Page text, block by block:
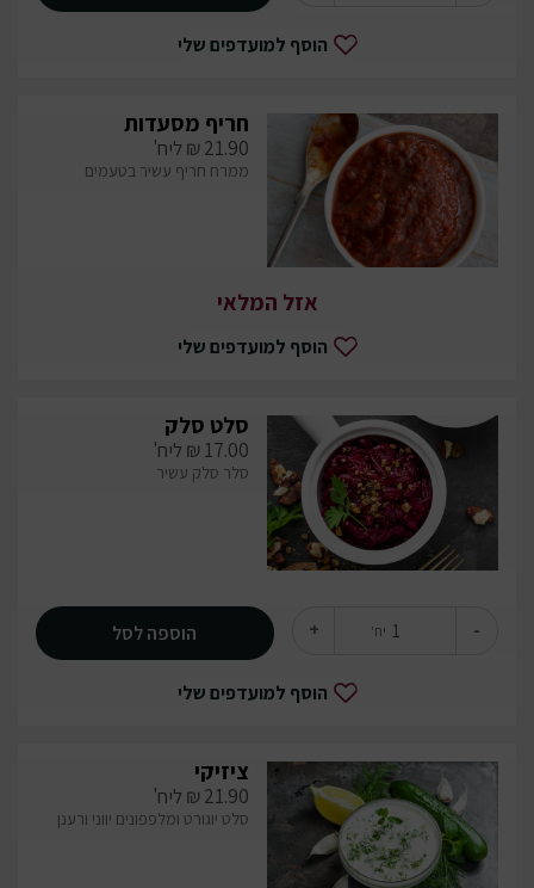
הוסף למועדפים שלי
חריף מסעדות
₪21.90 ליח'
ממרח חריף עשיר בטעמים
אזל המלאי
הוסף למועדפים שלי
סלט סלק
₪17.00 ליח'
סלר סלק עשיר
- יח' + הוספה לסל
הוסף למועדפים שלי
ציזיקי
₪21.90 ליח'
סלט יוגורט ומלפפונים יווני ורענן